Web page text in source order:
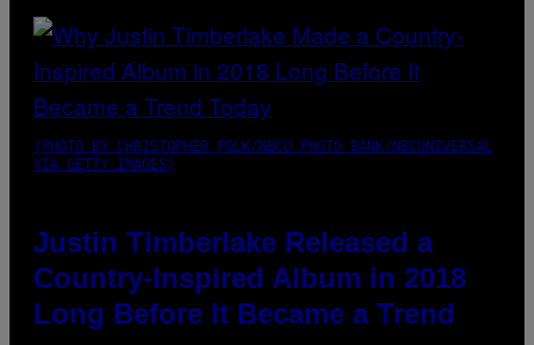
(PHOTO BY CHRISTOPHER POLK/NBCU PHOTO BANK/NBCUNIVERSAL
VIA GETTY IMAGES)
Justin Timberlake Released a
Country-Inspired Album in 2018
Long Before It Became a Trend